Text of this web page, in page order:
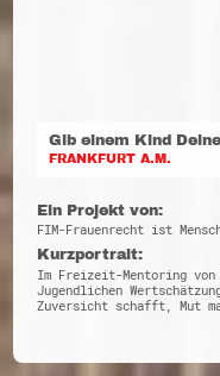
Gib einem Kind
FRANKFURT A.M.
Ein Projekt von:
FIM-Frauenrecht ist
Kurzportrait:
Im Freizeit-Mentoring
Jugendlichen
Zuversicht schafft, Mut